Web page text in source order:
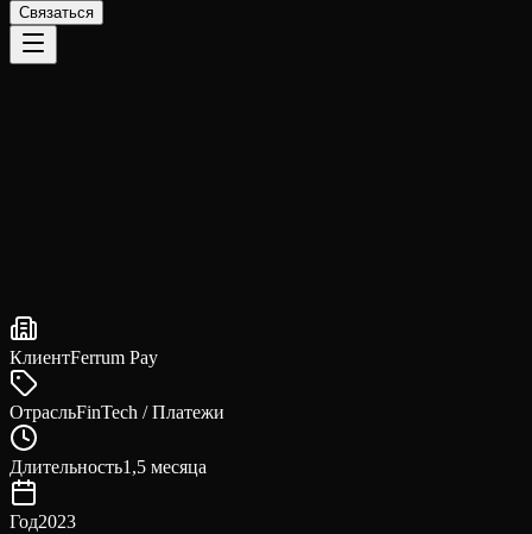
Связаться
КлиентFerrum Pay
ОтрасльFinTech / Платежи
Длительность1,5 месяца
Год2023